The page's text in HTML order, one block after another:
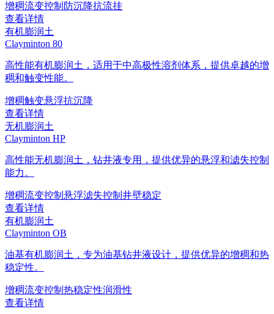
增稠流变控制 防沉降抗流挂
查看详情
有机膨润土
Clayminton 80
高性能有机膨润土，适用于中高极性溶剂体系，提供卓越的增
稠和触变性能。
增稠触变悬浮抗沉降
查看详情
无机膨润土
Clayminton HP
高性能无机膨润土，钻井液专用，提供优异的悬浮和滤失控制
能力。
增稠流变控制 悬浮滤失控制 井壁稳定
查看详情
有机膨润土
Clayminton OB
油基有机膨润土，专为油基钻井液设计，提供优异的增稠和热
稳定性。
增稠流变控制 热稳定性润滑性
查看详情